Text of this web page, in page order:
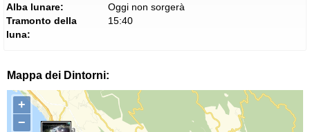
Alba lunare:
Oggi non sorgerà
Tramonto della
luna:
15:40
Mappa dei Dintorni:
+
−